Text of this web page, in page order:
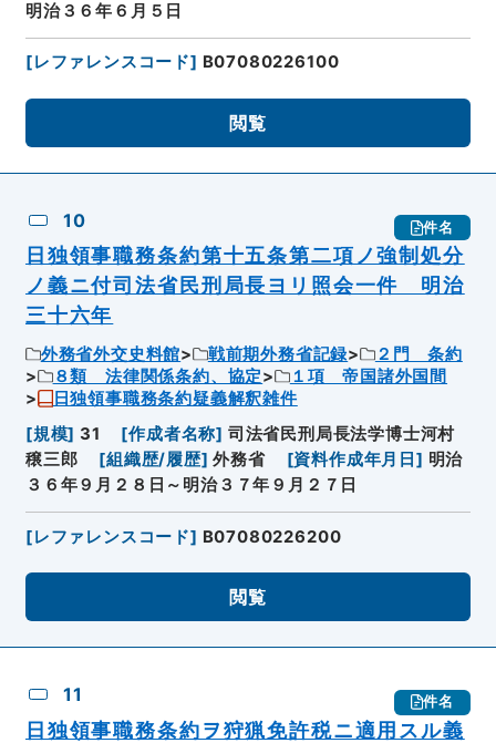
明治３６年６月５日
[レファレンスコード] B07080226100
閲覧
10 件名
日独領事職務条約第十五条第二項ノ強制処分
ノ義ニ付司法省民刑局長ヨリ照会一件 明治
三十六年
外務省外交史料館 戦前期外務省記録
２門 条約
８類 法律関係条約、協定
１項 帝国諸外国間
日独領事職務条約疑義解釈雑件
[規模] 31 [作成者名称] 司法省民刑局長法学博士河村
穣三郎
[組織歴/履歴] 外務省 [資料作成年月日 ] 明治
３６年９月２８日～明治３７年９月２７日
[レファレンスコード] B07080226200
閲覧
11 件名
日独領事職務条約ヲ狩猟免許税ニ適用スル義